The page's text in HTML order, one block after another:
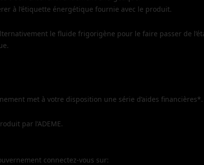
à l’étiquette énergétique fournie avec le produit.
le fluide frigorigène pour le faire passer de
met à votre disposition une série d’aides financières*.
par l’ADEME.
connectez-vous sur: